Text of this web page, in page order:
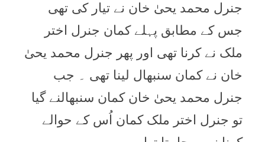
جنرل محمد یحیٰ خان نے تیار کی تھی
جس کے مطابق پہلے کمان جنرل اختر
ملک نے کرنا تھی اور پھر جنرل محمد یحیٰ
خان نے کمان سنبھال لینا تھی ۔ جب
جنرل محمد یحیٰ خان کمان سنبھالنے گیا
تو جنرل اختر ملک کمان اُس کے حوالے